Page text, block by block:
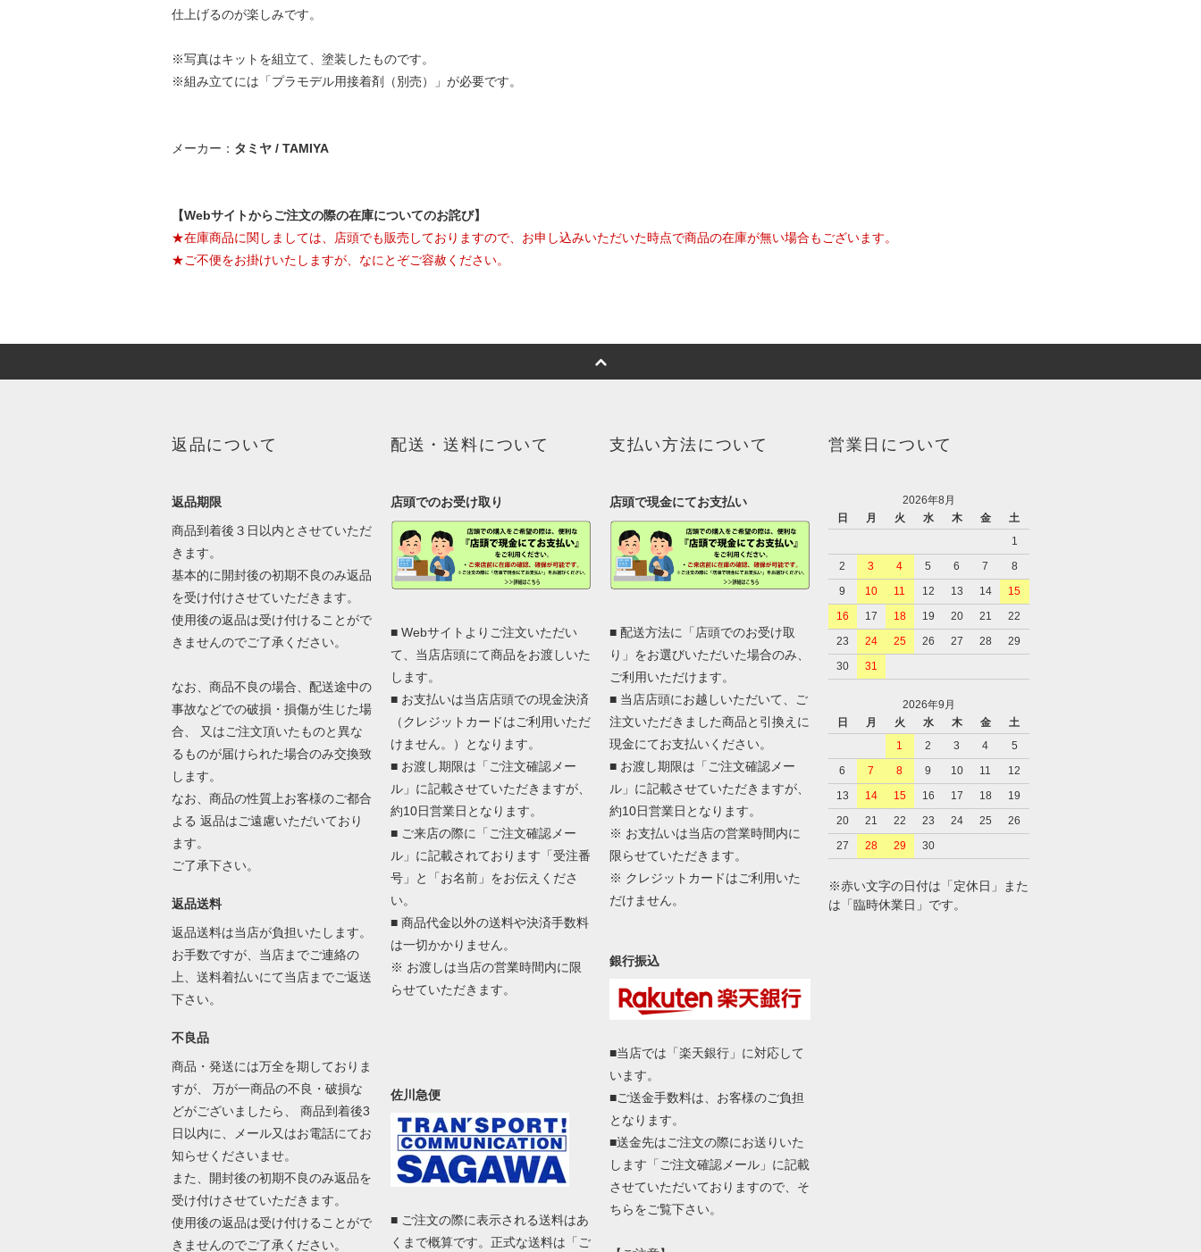
仕上げるのが楽しみです。
※写真はキットを組立て、塗装したものです。
※組み立てには「プラモデル用接着剤（別売）」が必要です。
メーカー： タミヤ / TAMIYA
【Webサイトからご注文の際の在庫についてのお詫び】
★在庫商品に関しましては、店頭でも販売しておりますので、お申し込みいただいた時点で商品の在庫が無い場合もございます。
★ご不便をお掛けいたしますが、なにとぞご容赦ください。
返品について
返品期限
商品到着後３日以内とさせていただ
きます。
基本的に開封後の初期不良のみ返品
を受け付けさせていただきます。
使用後の返品は受け付けることがで
きませんのでご了承ください。
なお、商品不良の場合、配送途中の
事故などでの破損・損傷が生じた場
合、 又はご注文頂いたものと異な
るものが届けられた場合のみ交換致
します。
なお、商品の性質上お客様のご都合
よる 返品はご遠慮いただいており
ます。
ご了承下さい。
返品送料
返品送料は当店が負担いたします。
お手数ですが、当店までご連絡の
上、送料着払いにて当店までご返送
下さい。
不良品
商品・発送には万全を期しておりま
すが、 万が一商品の不良・破損な
どがございましたら、 商品到着後3
日以内に、メール又はお電話にてお
知らせくださいませ。
また、開封後の初期不良のみ返品を
受け付けさせていただきます。
使用後の返品は受け付けることがで
きませんのでご了承ください。
配送・送料について
店頭でのお受け取り
■ Webサイトよりご注文いただい
て、当店店頭にて商品をお渡しいた
します。
■ お支払いは当店店頭での現金決済
（クレジットカードはご利用いただ
けません。）となります。
■ お渡し期限は「ご注文確認メー
ル」に記載させていただきますが、
約10日営業日となります。
■ ご来店の際に「ご注文確認メー
ル」に記載されております「受注番
号」と「お名前」をお伝えくださ
い。
■ 商品代金以外の送料や決済手数料
は一切かかりません。
※ お渡しは当店の営業時間内に限
らせていただきます。
佐川急便
■ ご注文の際に表示される送料はあ
くまで概算です。正式な送料は「ご
支払い方法について
店頭で現金にてお支払い
■ 配送方法に「店頭でのお受け取
り」をお選びいただいた場合のみ、
ご利用いただけます。
■ 当店店頭にお越しいただいて、ご
注文いただきました商品と引換えに
現金にてお支払いください。
■ お渡し期限は「ご注文確認メー
ル」に記載させていただきますが、
約10日営業日となります。
※ お支払いは当店の営業時間内に
限らせていただきます。
※ クレジットカードはご利用いた
だけません。
銀行振込
■当店では「楽天銀行」に対応して
います。
■ご送金手数料は、お客様のご負担
となります。
■送金先はご注文の際にお送りいた
します「ご注文確認メール」に記載
させていただいておりますので、そ
ちらをご覧下さい。
営業日について
2026年8月
日
月 火 水 木 金
土
1
2
3 4 5 6 7
8
9
10 11 12 13 14
15
16
17 18 19 20 21
22
23
24 25 26 27 28
29
30
31
2026年9月
日
月 火 水 木 金
土
1
2 3 4
5
6
7 8 9 10 11
12
13
14 15 16 17 18
19
20
21 22 23 24 25
26
27
28 29 30
※赤い文字の日付は「定休日」また
は「臨時休業日」です。